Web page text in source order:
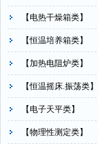
【电热干燥箱类】
【恒温培养箱类】
【加热电阻炉类】
【恒温摇床.振荡类】
【电子天平类】
【物理性测定类】